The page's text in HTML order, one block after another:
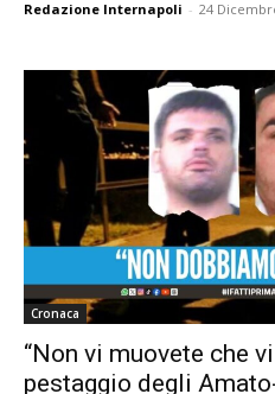
Redazione Internapoli - 24
Cronaca
“Non vi muovete che
pestaggio degli